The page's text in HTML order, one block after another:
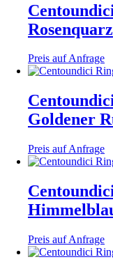
Rosenquarz
Preis auf Anfrage
Goldener
Preis auf Anfrage
Preis auf Anfrage